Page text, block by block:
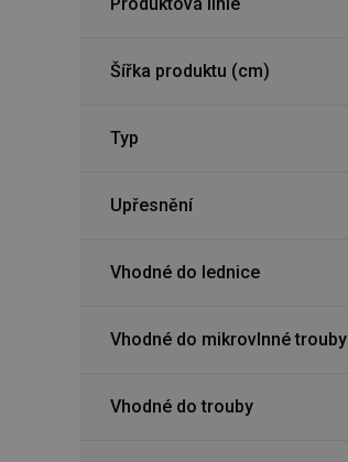
Šířka produktu (cm)
Typ
Upřesnění
Vhodné do lednice
Vhodné do mikrovlnné trouby
Vhodné do trouby